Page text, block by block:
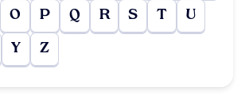
O P Q R S T U
Y Z